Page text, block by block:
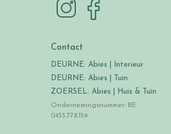
Contact
DEURNE: Abies | Interieur
DEURNE: Abies | Tuin
ZOERSEL: Abies | Huis & Tuin
Ondernemingsnummer: BE
0433.778.159